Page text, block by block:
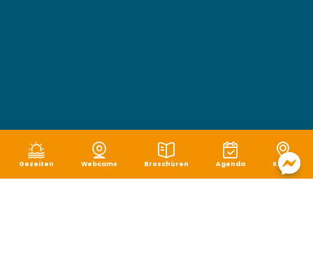
Gezeiten Webcams Broschüren Agenda Karte